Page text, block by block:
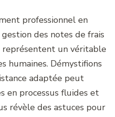
professionnel en
des notes de frais
représentent un véritable
humaines. Démystifions
adaptée peut
en processus fluides et
révèle des astuces pour